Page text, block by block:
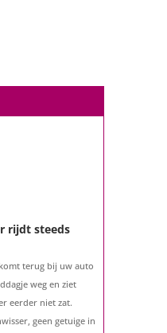
Er zijn
verbouwen
Maar hoe zit
rijdt steeds
terug bij uw auto
weg en ziet